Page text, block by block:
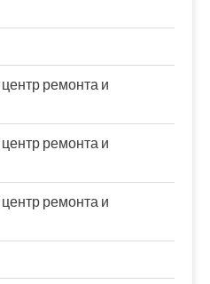
ремонта и
ремонта и
ремонта и